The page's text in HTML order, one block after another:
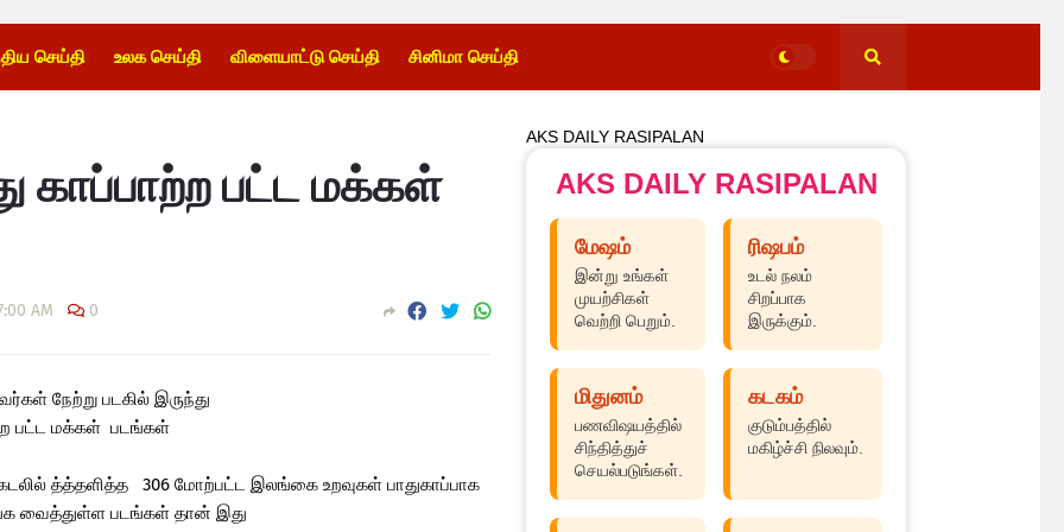
செய்தி உலக செய்தி விளையாட்டு செய்தி சினிமா செய்தி
காப்பாற்ற பட்ட மக்கள்
AM 0
நேற்று படகில் இருந்து
பட்ட மக்கள் படங்கள்
த்த்தளித்த 306 மோற்பட்ட இலங்கை உறவுகள் பாதுகாப்பாக
வைத்துள்ள படங்கள் தான் இது
AKS DAILY RASIPALAN
AKS DAILY RASIPALAN
மேஷம்
இன்று உங்கள்
முயற்சிகள்
வெற்றி பெறும்.
ரிஷபம்
உடல் நலம்
சிறப்பாக
இருக்கும்.
மிதுனம்
பணவிஷயத்தில்
சிந்தித்துச்
செயல்படுங்கள்.
கடகம்
குடும்பத்தில்
மகிழ்ச்சி நிலவும்.